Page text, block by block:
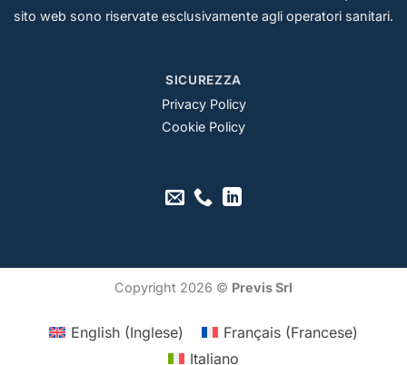
sito web sono riservate esclusivamente agli operatori sanitari.
SICUREZZA
Privacy Policy
Cookie Policy
Copyright 2026 © Previs Srl
English (Inglese) Français (Francese)
Italiano